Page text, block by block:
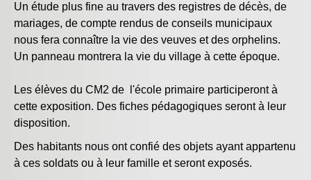
Un étude plus fine au travers des registres de décès, de
mariages, de compte rendus de conseils municipaux
nous fera connaître la vie des veuves et des orphelins.
Un panneau montrera la vie du village à cette époque.
Les élèves du CM2 de l'école primaire participeront à
cette exposition. Des fiches pédagogiques seront à leur
disposition.
Des habitants nous ont confié des objets ayant appartenu
à ces soldats ou à leur famille et seront exposés.